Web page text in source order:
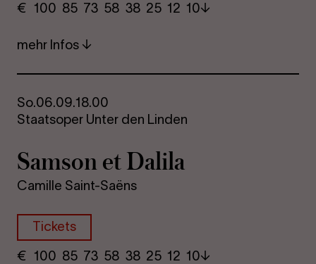
€ ​ 100 85 73​ 58 38 25​ 12 10
mehr Infos
So.06.09.18.00
Staatsoper Unter den Linden
Sam­son et Da­li­la
Camille Saint-Saëns
Tickets
€ ​ 100 85 73​ 58 38 25​ 12 10